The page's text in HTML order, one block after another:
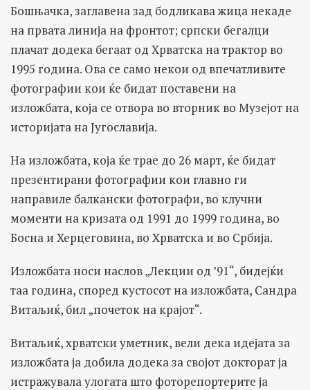
Бошњачка, заглавена зад бодликава жица некаде
на првата линија на фронтот; српски бегалци
плачат додека бегаат од Хрватска на трактор во
1995 година. Ова се само некои од впечатливите
фотографии кои ќе бидат поставени на
изложбата, која се отвора во вторник во Музејот на
историјата на Југославија.
На изложбата, која ќе трае до 26 март, ќе бидат
презентирани фотографии кои главно ги
направиле балкански фотографи, во клучни
моменти на кризата од 1991 до 1999 година, во
Босна и Херцеговина, во Хрватска и во Србија.
Изложбата носи наслов „Лекции од ’91“, бидејќи
таа година, според кустосот на изложбата, Сандра
Витаљиќ, бил „почеток на крајот“.
Витаљиќ, хрватски уметник, вели дека идејата за
изложбата ја добила додека за својот докторат ја
истражувала улогата што фоторепортерите ја